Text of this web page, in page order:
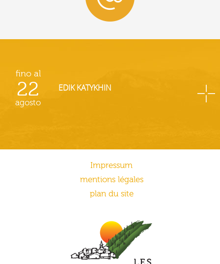
fino al
22
agosto
EDIK KATYKHIN
Impressum
mentions légales
plan du site